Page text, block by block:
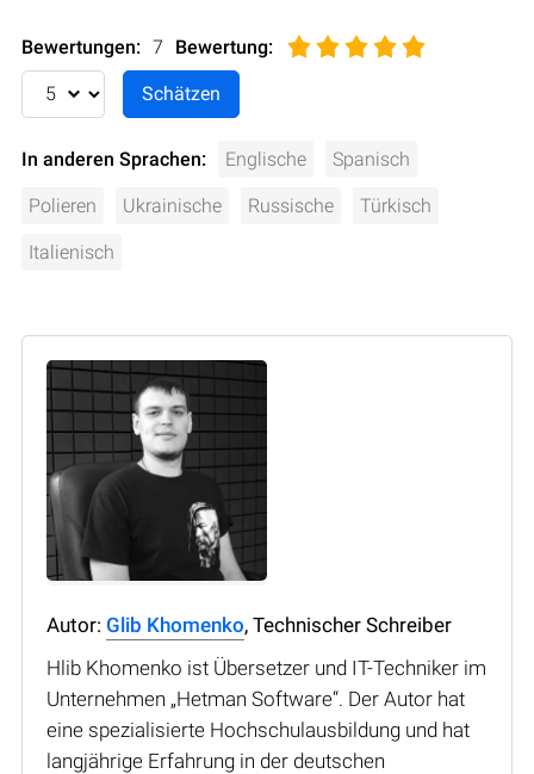
Bewertungen: 7 Bewertung:
In anderen Sprachen: Englische Spanisch
Polieren Ukrainische Russische Türkisch
Italienisch
Autor: Glib Khomenko, Technischer Schreiber
Hlib Khomenko ist Übersetzer und IT-Techniker im
Unternehmen „Hetman Software“. Der Autor hat
eine spezialisierte Hochschulausbildung und hat
langjährige Erfahrung in der deutschen